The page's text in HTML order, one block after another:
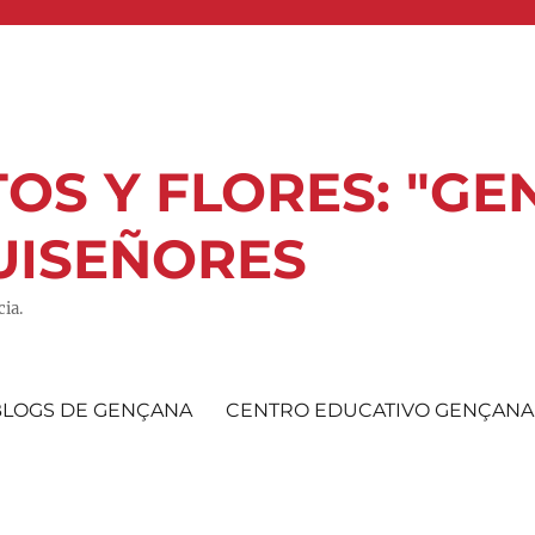
Y FLORES:
DE GENÇANA CENTRO EDUCATIVO GENÇANA